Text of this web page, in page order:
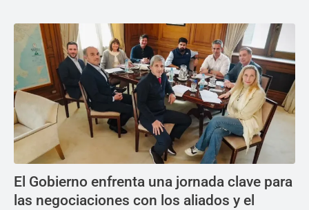
El Gobierno enfrenta una jornada clave para
las negociaciones con los aliados y el